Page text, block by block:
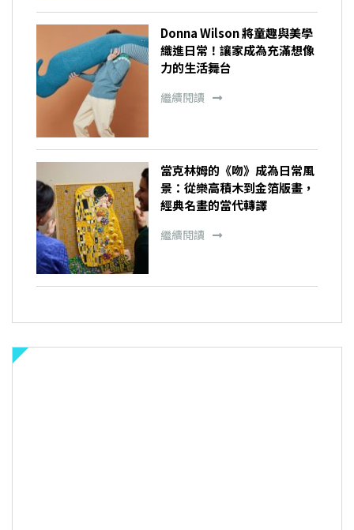
Donna Wilson 將童趣與美學
織進日常！讓家成為充滿想像
力的生活舞台
繼續閱讀
當克林姆的《吻》成為日常風
景：從樂高積木到金箔版畫，
經典名畫的當代轉譯
繼續閱讀